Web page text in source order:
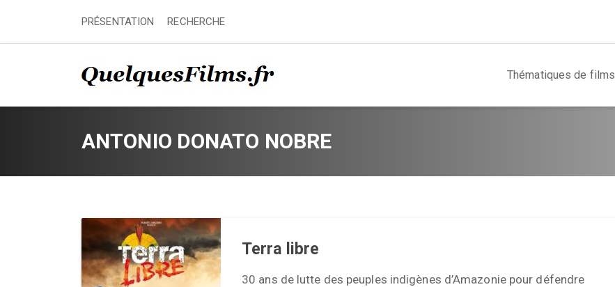
PRÉSENTATION RECHERCHE
Thématiques de films
ANTONIO DONATO NOBRE
Terra libre
30 ans de lutte des peuples indigènes d’Amazonie pour défendre